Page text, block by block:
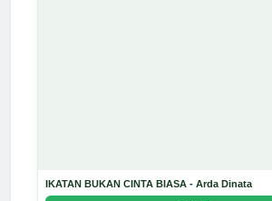
IKATAN BUKAN CINTA BIASA - Arda Dinata